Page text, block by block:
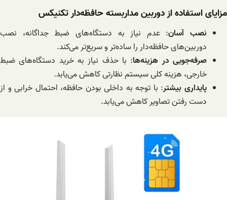
مزایای استفاده از دوربین مداربسته حافظه‌دار تکنیکس
نصب آسان: عدم نیاز به دستگاه‌های ضبط جداگانه، نصب
دوربین‌های حافظه‌دار را ساده‌تر و سریع‌تر می‌کند.
صرفه‌جویی در هزینه‌ها: با حذف نیاز به خرید دستگاه‌های ضبط
خارجی، هزینه کلی سیستم نظارتی کاهش می‌یابد.
پایداری بیشتر: با توجه به داخلی بودن حافظه، احتمال خرابی و از
دست رفتن تصاویر کاهش می‌یابد.